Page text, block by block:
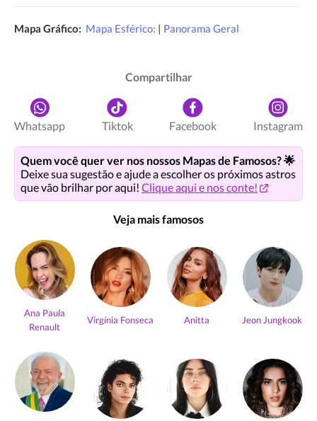
Mapa Gráfico: Mapa Esférico: | Panorama Geral
Compartilhar
Whatsapp Tiktok Facebook Instagram
Quem você quer ver nos nossos Mapas de Famosos? 🌟
Deixe sua sugestão e ajude a escolher os próximos astros
que vão brilhar por aqui! Clique aqui e nos conte!
Veja mais famosos
Ana Paula
Renault
Virgínia Fonseca Anitta Jeon Jungkook